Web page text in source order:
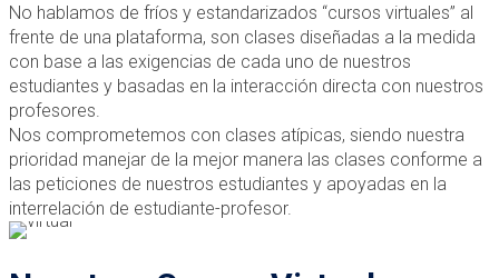
No hablamos de fríos y estandarizados “cursos virtuales” al
frente de una plataforma, son clases diseñadas a la medida
con base a las exigencias de cada uno de nuestros
estudiantes y basadas en la interacción directa con nuestros
profesores.
Nos comprometemos con clases atípicas, siendo nuestra
prioridad manejar de la mejor manera las clases conforme a
las peticiones de nuestros estudiantes y apoyadas en la
interrelación de estudiante-profesor.